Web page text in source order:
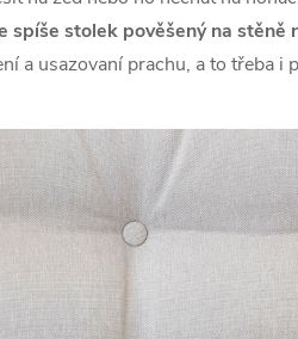
spíše stolek pověšený na stěně
a usazovaní prachu, a to třeba i